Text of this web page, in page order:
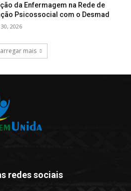
da Enfermagem na Rede de
Psicossocial com o Desmad
2026
mais
redes sociais